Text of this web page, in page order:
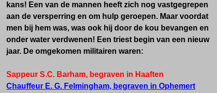
kans! Een van de mannen heeft zich nog vastgegrepen
aan de versperring en om hulp geroepen. Maar voordat
men bij hem was, was ook hij door de kou bevangen en
onder water verdwenen! Een triest begin van een nieuw
jaar. De omgekomen militairen waren:
Sappeur S.C. Barham, begraven in Haaften
Chauffeur E. G. Felmingham, begraven in Ophemert